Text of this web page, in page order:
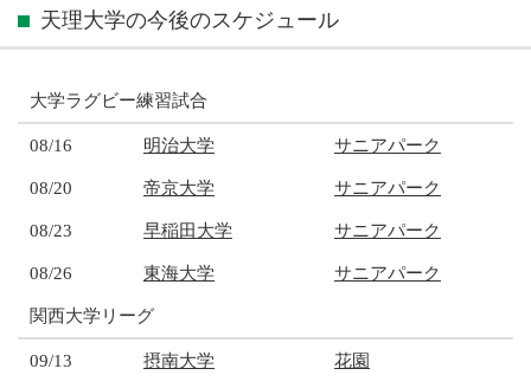
天理大学の今後のスケジュール
大学ラグビー練習試合
08/16 明治大学 サニアパーク
08/20 帝京大学 サニアパーク
08/23 早稲田大学 サニアパーク
08/26 東海大学 サニアパーク
関西大学リーグ
09/13 摂南大学 花園